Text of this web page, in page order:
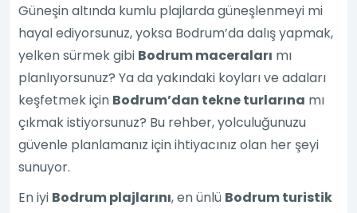
Güneşin altında kumlu plajlarda güneşlenmeyi mi
hayal ediyorsunuz, yoksa Bodrum’da dalış yapmak,
yelken sürmek gibi Bodrum maceraları mı
planlıyorsunuz? Ya da yakındaki koyları ve adaları
keşfetmek için Bodrum’dan tekne turlarına mı
çıkmak istiyorsunuz? Bu rehber, yolculuğunuzu
güvenle planlamanız için ihtiyacınız olan her şeyi
sunuyor.
En iyi Bodrum plajlarını, en ünlü Bodrum turistik